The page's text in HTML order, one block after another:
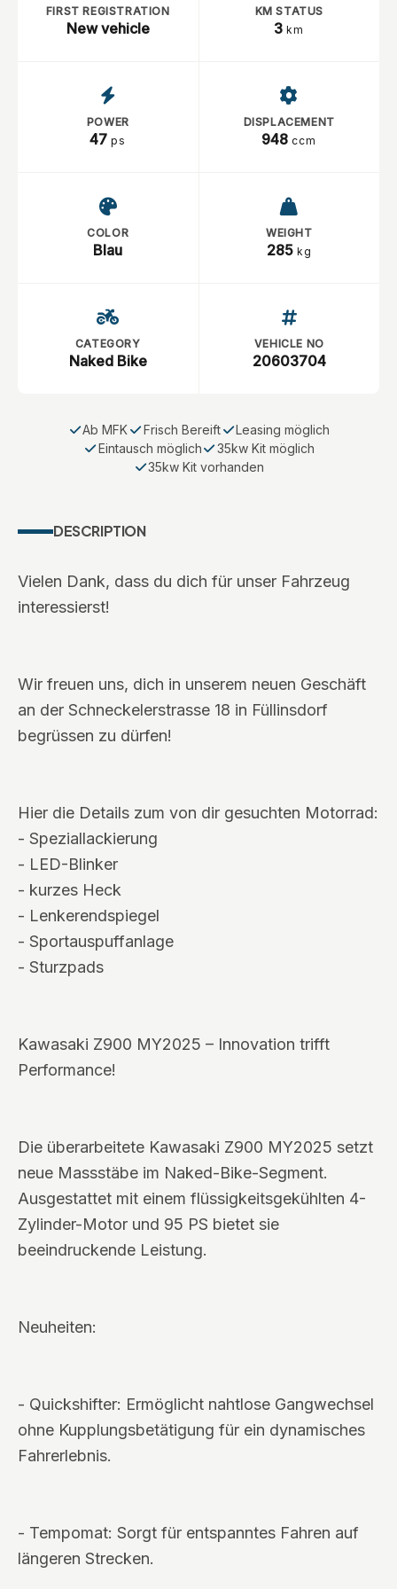
FIRST REGISTRATION
New vehicle
KM STATUS
3km
POWER
47ps
DISPLACEMENT
948 ccm
COLOR
Blau
WEIGHT
285 kg
CATEGORY
Naked Bike
VEHICLE NO
20603704
Ab MFK Frisch Bereift
Leasing möglich
Eintausch möglich
35kw Kit möglich
35kw Kit vorhanden
DESCRIPTION
Vielen Dank, dass du dich für unser Fahrzeug
interessierst!
Wir freuen uns, dich in unserem neuen Geschäft
an der Schneckelerstrasse 18 in Füllinsdorf
begrüssen zu dürfen!
Hier die Details zum von dir gesuchten Motorrad:
- Speziallackierung
- LED-Blinker
- kurzes Heck
- Lenkerendspiegel
- Sportauspuffanlage
- Sturzpads
Kawasaki Z900 MY2025 – Innovation trifft
Performance!
Die überarbeitete Kawasaki Z900 MY2025 setzt
neue Massstäbe im Naked-Bike-Segment.
Ausgestattet mit einem flüssigkeitsgekühlten 4-
Zylinder-Motor und 95 PS bietet sie
beeindruckende Leistung.
Neuheiten:
- Quickshifter: Ermöglicht nahtlose Gangwechsel
ohne Kupplungsbetätigung für ein dynamisches
Fahrerlebnis.
- Tempomat: Sorgt für entspanntes Fahren auf
längeren Strecken.